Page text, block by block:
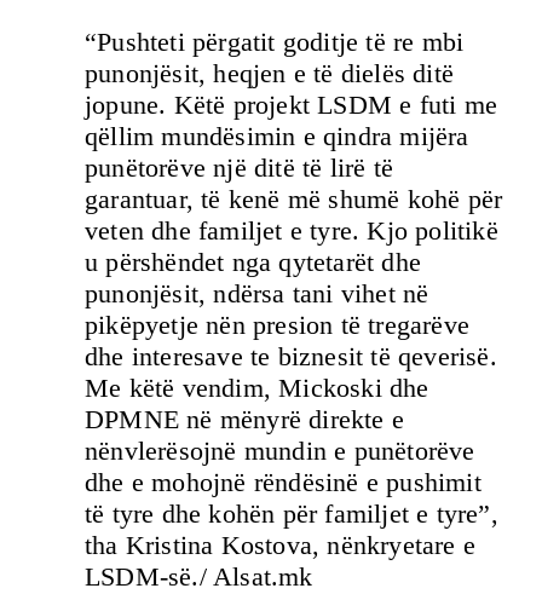
“Pushteti përgatit goditje të re mbi
punonjësit, heqjen e të dielës ditë
jopune. Këtë projekt LSDM e futi me
qëllim mundësimin e qindra mijëra
punëtorëve një ditë të lirë të
garantuar, të kenë më shumë kohë për
veten dhe familjet e tyre. Kjo politikë
u përshëndet nga qytetarët dhe
punonjësit, ndërsa tani vihet në
pikëpyetje nën presion të tregarëve
dhe interesave te biznesit të qeverisë.
Me këtë vendim, Mickoski dhe
DPMNE në mënyrë direkte e
nënvlerësojnë mundin e punëtorëve
dhe e mohojnë rëndësinë e pushimit
të tyre dhe kohën për familjet e tyre”,
tha Kristina Kostova, nënkryetare e
LSDM-së./ Alsat.mk